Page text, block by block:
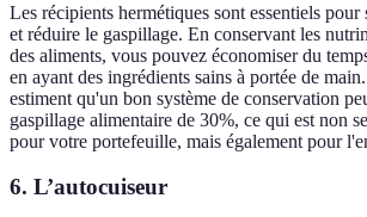
Les récipients hermétiques sont essentiels pour
et réduire le gaspillage. En conservant les
des aliments, vous pouvez économiser du
en ayant des ingrédients sains à portée de
estiment qu'un bon système de conservation
gaspillage alimentaire de 30%, ce qui est non
pour votre portefeuille, mais également pour
6. L’autocuiseur